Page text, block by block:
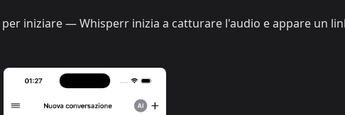
per iniziare — Whisperr inizia a catturare l'audio e appare un